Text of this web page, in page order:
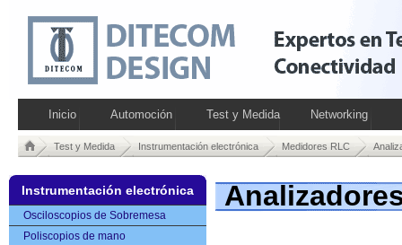
Inicio Automoción Test y Medida Networking
Test y Medida Instrumentación electrónica Medidores RLC
Instrumentación electrónica
Osciloscopios de Sobremesa
Poliscopios de mano